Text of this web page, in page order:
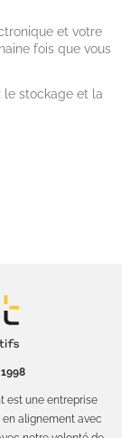
et votre
fois que vous
le stockage et la
est une entreprise
en alignement avec